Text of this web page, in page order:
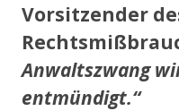
Vorsitzender
Anwaltszwang
entmündigt.“